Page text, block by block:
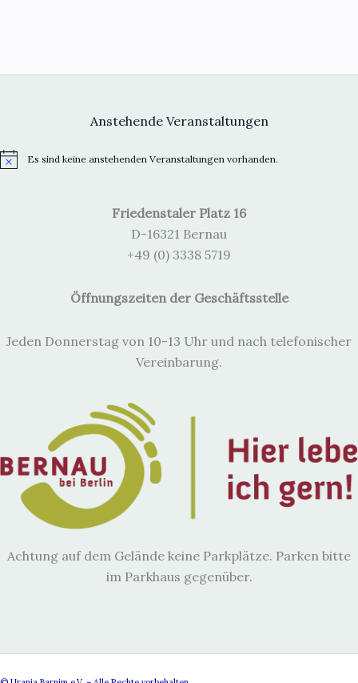
Anstehende Veranstaltungen
H
Es sind keine anstehenden Veranstaltungen vorhanden.
Friedenstaler Platz 16
D-16321 Bernau
+49 (0) 3338 5719
Öffnungszeiten der Geschäftsstelle
Jeden Donnerstag von 10-13 Uhr und nach telefonischer
Vereinbarung.
Achtung auf dem Gelände keine Parkplätze. Parken bitte
im Parkhaus gegenüber.